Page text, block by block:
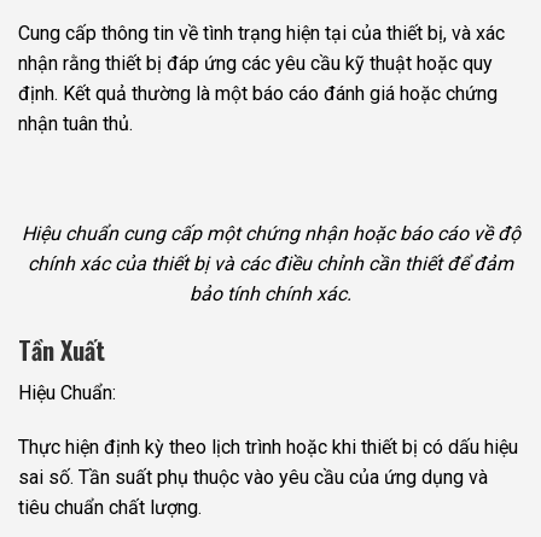
Cung cấp thông tin về tình trạng hiện tại của thiết bị, và xác
nhận rằng thiết bị đáp ứng các yêu cầu kỹ thuật hoặc quy
định. Kết quả thường là một báo cáo đánh giá hoặc chứng
nhận tuân thủ.
Hiệu chuẩn cung cấp một chứng nhận hoặc báo cáo về độ
chính xác của thiết bị và các điều chỉnh cần thiết để đảm
bảo tính chính xác.
Tần Xuất
Hiệu Chuẩn:
Thực hiện định kỳ theo lịch trình hoặc khi thiết bị có dấu hiệu
sai số. Tần suất phụ thuộc vào yêu cầu của ứng dụng và
tiêu chuẩn chất lượng.